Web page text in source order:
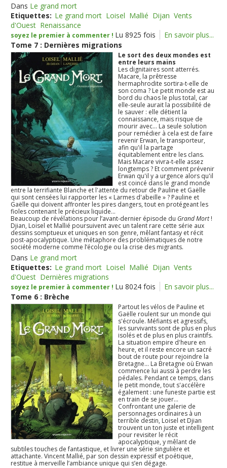
Dans Le grand mort
Etiquettes: Le grand mort Loisel Mallié Dijan Vents
d'Ouest Renaissance
soyez le premier à commenter ! Lu 8925 fois
En savoir plus...
Tome 7 : Dernières migrations
Le sort des deux mondes est
entre leurs mains
Les dignitaires sont atterrés.
Macare, la prêtresse
hermaphrodite sortira-t-elle de
son coma ? Le petit monde est au
bord du chaos le plus total, car
elle-seule aurait la possibilité de
le sauver : elle détient la
connaissance, mais risque de
mourir avec... La seule solution
pour remédier à cela est de faire
revenir Erwan, le transporteur,
afin qu'il la partage
équitablement entre les clans.
Mais Macare vivra-t-elle assez
longtemps ? Et comment prévenir
Erwan qu'il y a urgence alors qu'il
est coincé dans le grand monde
entre la terrifiante Blanche et l'attente du retour de Pauline et Gaëlle
qui sont censées lui rapporter les « Larmes d'abeille » ? Pauline et
Gaëlle qui doivent affronter les pires dangers, tout en protégeant les
fioles contenant le précieux liquide...
Beaucoup de révélations pour l’avant-dernier épisode du Grand Mort!
Djian, Loisel et Mallié poursuivent avec un talent rare cette série aux
dessins somptueux et uniques en son genre, mêlant fantasy et récit
post-apocalyptique. Une métaphore des problématiques de notre
société moderne comme l’écologie ou la crise des migrants.
Dans Le grand mort
Etiquettes: Le grand mort Loisel Mallié Dijan Vents
d'Ouest Dernières migrations
soyez le premier à commenter ! Lu 8024 fois
En savoir plus...
Tome 6 : Brèche
Partout les vélos de Pauline et
Gaëlle roulent sur un monde qui
s'écroule. Méfiants et agressifs,
les survivants sont de plus en plus
isolés et de plus en plus craintifs.
La situation empire d'heure en
heure, et il reste encore un sacré
bout de route pour rejoindre la
Bretagne... La Bretagne où Erwan
commence lui aussi à perdre les
pédales. Pendant ce temps, dans
le petit monde, tout s'accélère
également : une funeste partie est
en train de se jouer...
Confrontant une galerie de
personnages ordinaires à un
terrible destin, Loisel et Djian
trouvent un ton juste et intelligent
pour revisiter le récit
apocalyptique, y mêlant de
subtiles touches de fantastique, et livrer une série singulière et
attachante. Vincent Mallié, par son dessin expressif et poétique,
restitue à merveille l’ambiance unique qui s’en dégage.